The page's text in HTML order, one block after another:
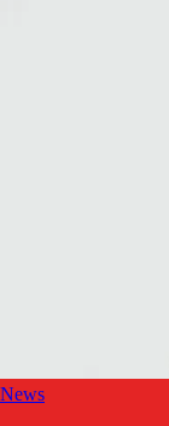
News